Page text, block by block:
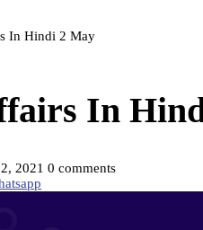
In Hindi 2 May
In
2021 0 comments